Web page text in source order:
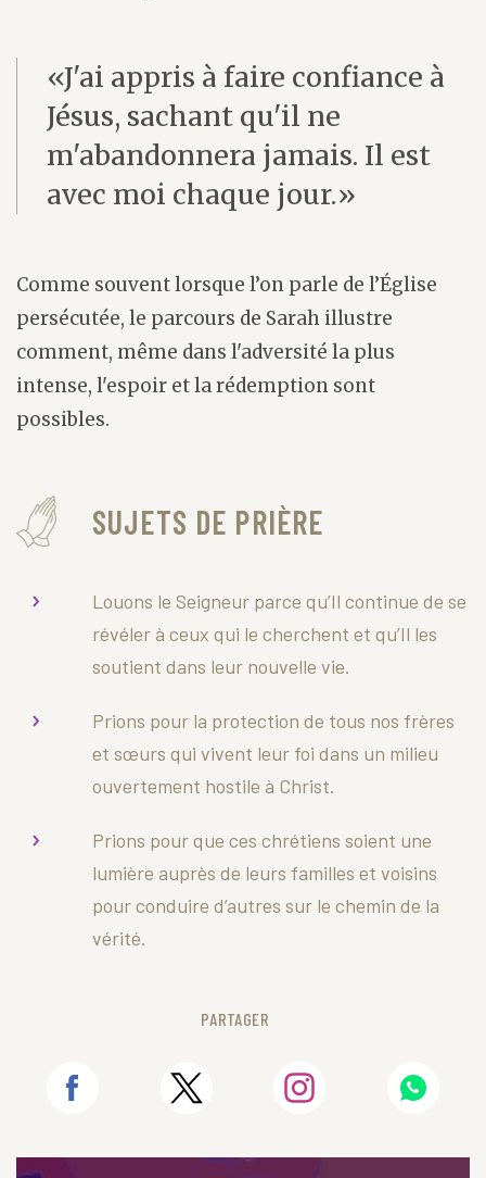
«J'ai appris à faire confiance à
Jésus, sachant qu'il ne
m'abandonnera jamais. Il est
avec moi chaque jour.»
Comme souvent lorsque l’on parle de l’Église
persécutée, le parcours de Sarah illustre
comment, même dans l'adversité la plus
intense, l'espoir et la rédemption sont
possibles.
SUJETS DE PRIÈRE
Louons le Seigneur parce qu’Il continue de se
révéler à ceux qui le cherchent et qu’Il les
soutient dans leur nouvelle vie.
Prions pour la protection de tous nos frères
et sœurs qui vivent leur foi dans un milieu
ouvertement hostile à Christ.
Prions pour que ces chrétiens soient une
lumière auprès de leurs familles et voisins
pour conduire d’autres sur le chemin de la
vérité.
PARTAGER